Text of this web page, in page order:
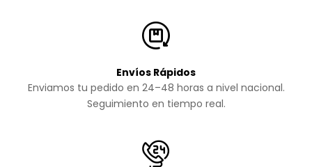
Envíos Rápidos
Enviamos tu pedido en 24–48 horas a nivel nacional.
Seguimiento en tiempo real.